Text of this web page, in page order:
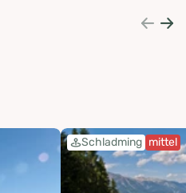
Schladming mittel